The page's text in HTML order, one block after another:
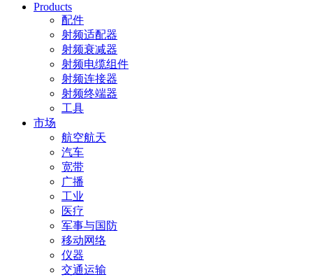
Products
配件
射频适配器
射频衰减器
射频电缆组件
射频连接器
射频终端器
工具
市场
航空航天
汽车
宽带
广播
工业
医疗
军事与国防
移动网络
仪器
交通运输